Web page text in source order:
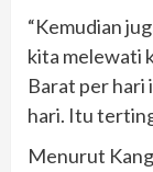
“Kemudian
kita melewati
Barat per hari
hari. Itu
Menurut